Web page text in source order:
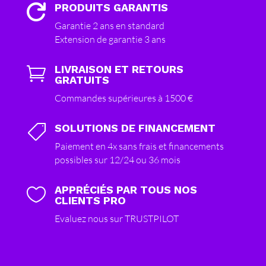
 PRODUITS GARANTIS
Garantie 2 ans en standard
Extension de garantie 3 ans

LIVRAISON ET RETOURS
GRATUITS
Commandes supérieures à 1500 €
 SOLUTIONS DE FINANCEMENT
Paiement en 4x sans frais et financements
possibles sur 12/24 ou 36 mois

APPRÉCIÉS PAR TOUS NOS
CLIENTS PRO
Evaluez nous sur TRUSTPILOT